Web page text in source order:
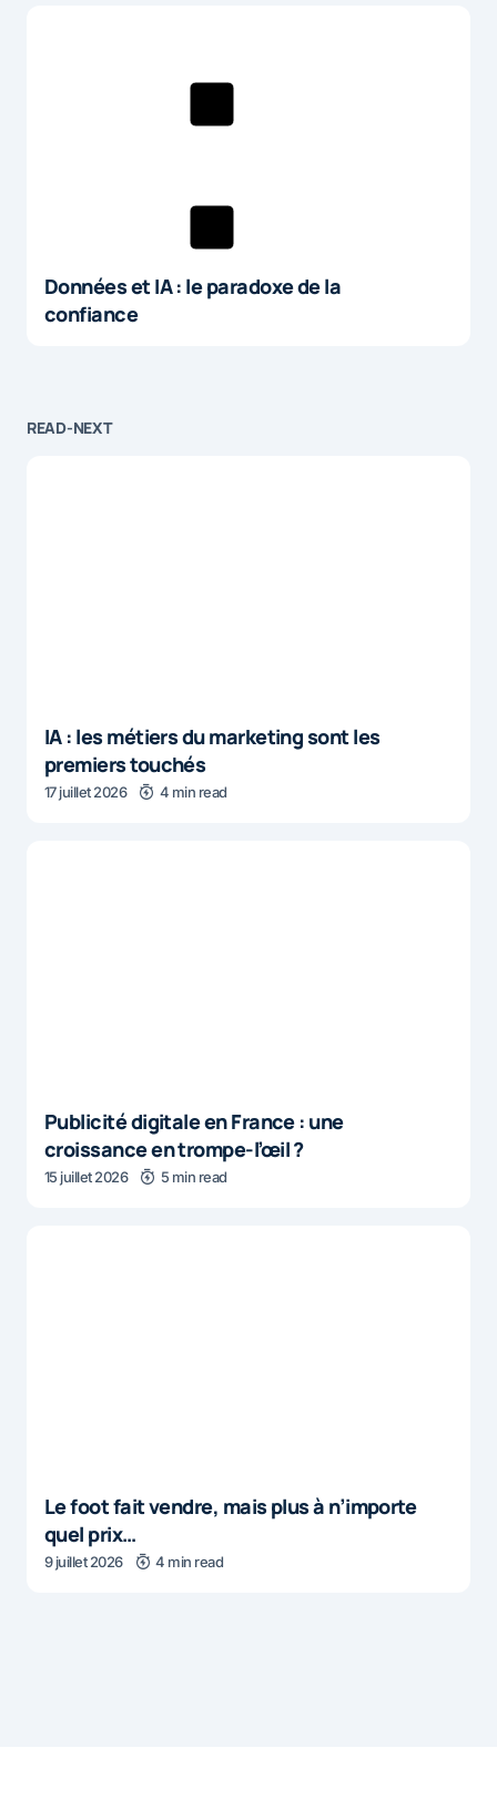
Données et IA : le paradoxe de la
confiance
READ-NEXT
IA : les métiers du marketing sont les
premiers touchés
17 juillet 2026 4 min read
Publicité digitale en France : une
croissance en trompe-l’œil ?
15 juillet 2026 5 min read
Le foot fait vendre, mais plus à n’importe
quel prix…
9 juillet 2026 4 min read